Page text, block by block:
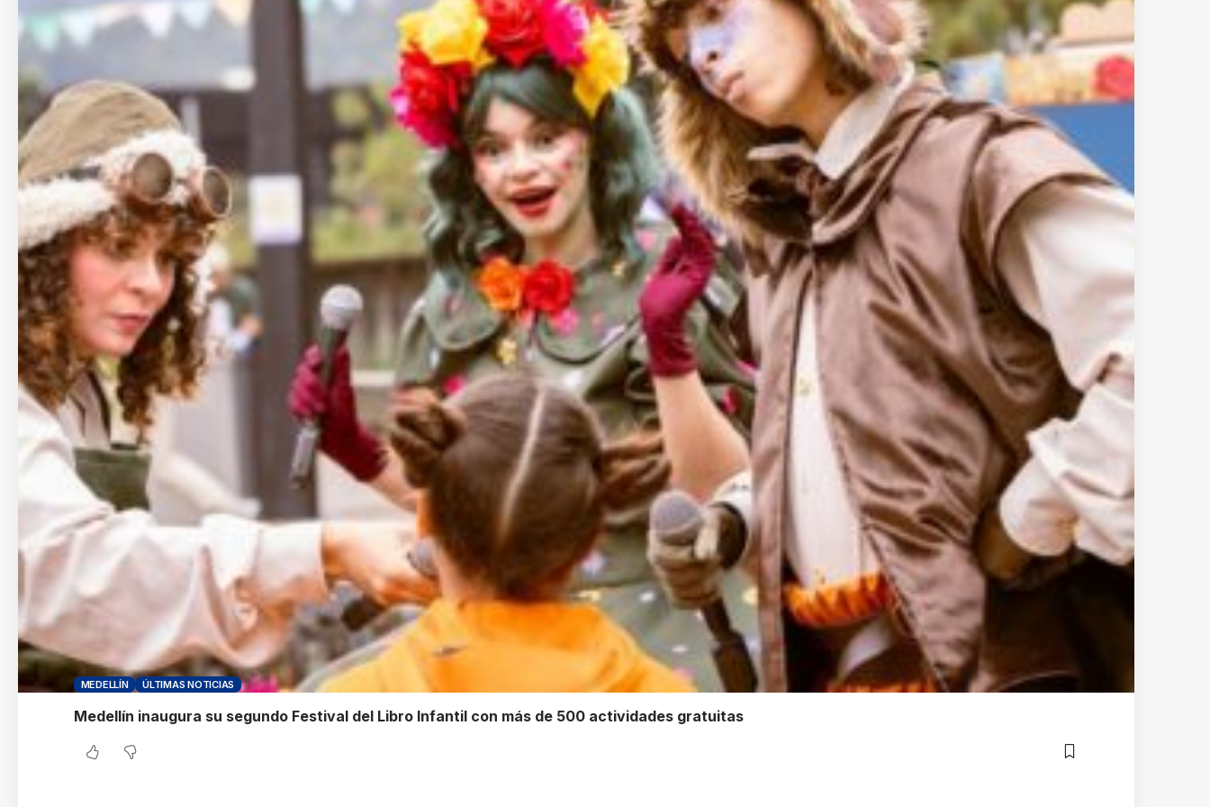
MEDELLÍN ÚLTIMAS NOTICIAS
Medellín inaugura su segundo Festival del Libro Infantil con más de 500 actividades gratuitas